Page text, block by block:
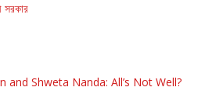
সরকার
and Shweta Nanda: All’s Not Well?